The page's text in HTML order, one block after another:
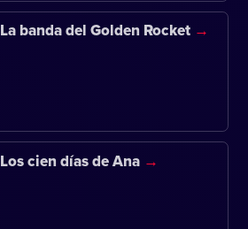
La banda del Golden Rocket
Los cien días de Ana